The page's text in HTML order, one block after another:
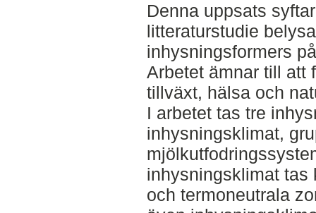
Denna uppsats
litteraturstudie
inhysningsformers
Arbetet ämnar till att
tillväxt, hälsa och
I arbetet tas tre
inhysningsklimat,
inhysningsklimat tas
och termoneutrala